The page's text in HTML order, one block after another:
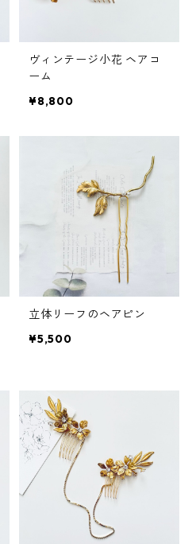
ヴィンテージ小花 ヘアコ
ーム
¥8,800
立体リーフのヘアピン
¥5,500